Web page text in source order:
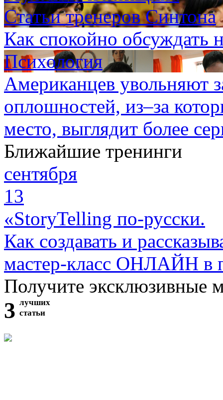
Статьи тренеров Синтона
Как спокойно обсуждать
Психология
Американцев увольняют
оплошностей, из–за
место, выглядит более
Ближайшие тренинги
сентября
13
«StoryTelling по-русски.
Как создавать и
мастер-класс ОНЛАЙН в
Получите эксклюзивные
3 лучших
статьи